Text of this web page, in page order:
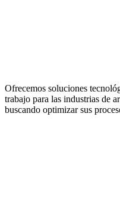
Ofrecemos soluciones
trabajo para las industrias de
buscando optimizar sus